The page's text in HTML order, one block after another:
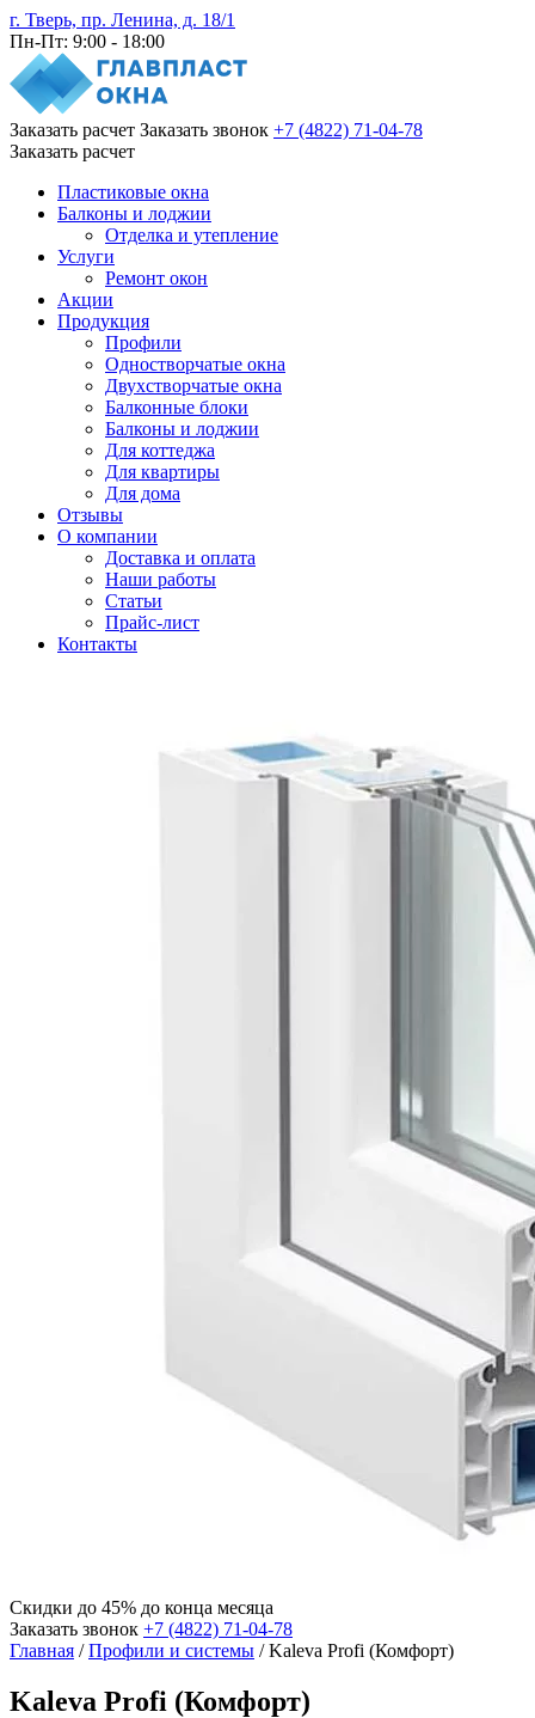
г. Тверь, пр. Ленина, д. 18/1
Пн-Пт: 9:00 - 18:00
Заказать расчет Заказать звонок +7 (4822) 71-04-78
Заказать расчет
Пластиковые окна
Балконы и лоджии
Отделка и утепление
Услуги
Ремонт окон
Акции
Продукция
Профили
Одностворчатые окна
Двухстворчатые окна
Балконные блоки
Балконы и лоджии
Для коттеджа
Для квартиры
Для дома
Отзывы
О компании
Доставка и оплата
Наши работы
Статьи
Прайс-лист
Контакты
Скидки до 45% до конца месяца
Заказать звонок +7 (4822) 71-04-78
Главная /Профили и системы /Kaleva Profi (Комфорт)
Kaleva Profi (Комфорт)